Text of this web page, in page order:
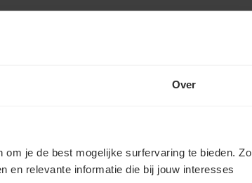
Over
je de best mogelijke surfervaring te bieden. Zo
en relevante informatie die bij jouw interesses